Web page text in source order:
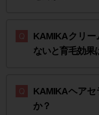
KAMIKAクリ
ないと育毛効果
KAMIKAヘア
か？